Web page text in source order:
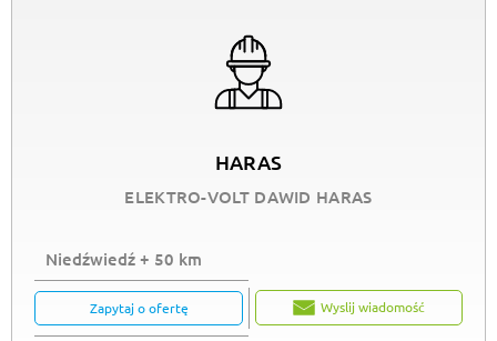
HARAS
ELEKTRO-VOLT DAWID HARAS
Niedźwiedź + 50 km
Zapytaj o ofertę Wyslij wiadomość